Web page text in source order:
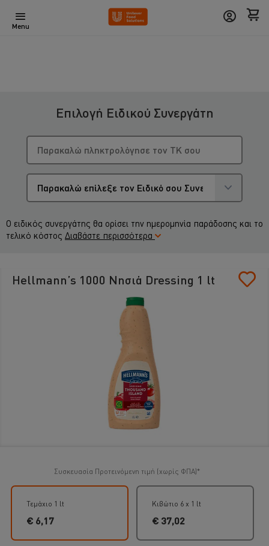
Menu
Επιλογή Ειδικού Συνεργάτη
Ο ειδικός συνεργάτης θα ορίσει την ημερομηνία παράδοσης και το
τελικό κόστος Διαβάστε περισσότερα
Hellmann’s 1000 Νησιά Dressing 1 lt
Συσκευασία Προτεινόμενη τιμή (χωρίς ΦΠΑ)*
Τεμάχιο 1 lt
€ 6,17
Κιβώτιο 6 x 1 lt
€ 37,02